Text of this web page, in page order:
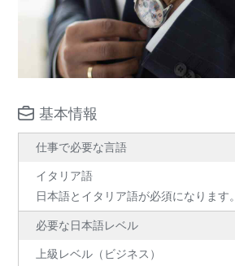
基本情報
仕事で必要な言語
イタリア語
日本語とイタリア語が必須になります。
必要な日本語レベル
上級レベル（ビジネス）